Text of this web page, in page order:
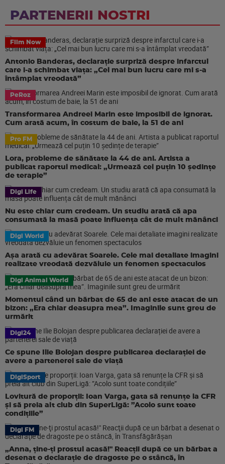
PARTENERII NOSTRI
Film Now
Antonio Banderas, declarație surpriză despre infarctul
care i-a schimbat viața: „Cel mai bun lucru care mi s-a
întâmplat vreodată”
PeRoz
Transformarea Andreei Marin este imposibil de ignorat.
Cum arată acum, în costum de baie, la 51 de ani
Pro FM
Lora, probleme de sănătate la 44 de ani. Artista a
publicat raportul medical: „Urmează cel puțin 10 ședințe
de terapie”
Digi Life
Nu este chiar cum credeam. Un studiu arată că apa
consumată la masă poate influența cât de mult mănânci
Digi World
Așa arată cu adevărat Soarele. Cele mai detaliate imagini
realizate vreodată dezvăluie un fenomen spectaculos
Digi Animal World
Momentul când un bărbat de 65 de ani este atacat de un
bizon: „Era chiar deasupra mea”. Imaginile sunt greu de
urmărit
Digi24
Ce spune Ilie Bolojan despre publicarea declarației de
avere a partenerei sale de viață
DigiSport
Lovitură de proporții: Ioan Varga, gata să renunțe la CFR
și să preia alt club din SuperLigă: ”Acolo sunt toate
condițiile”
Digi FM
„Anna, ţine-ţi prostul acasă!" Reacţii după ce un bărbat a
desenat o declaraţie de dragoste pe o stâncă, în